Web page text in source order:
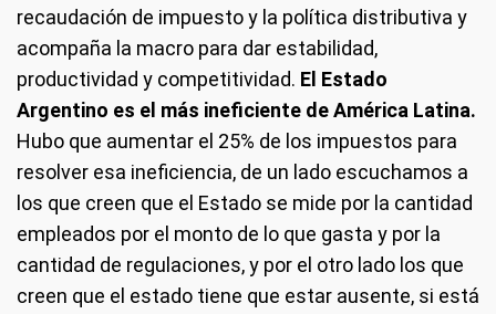
recaudación de impuesto y la política distributiva y
acompaña la macro para dar estabilidad,
productividad y competitividad. El Estado
Argentino es el más ineficiente de América Latina.
Hubo que aumentar el 25% de los impuestos para
resolver esa ineficiencia, de un lado escuchamos a
los que creen que el Estado se mide por la cantidad
empleados por el monto de lo que gasta y por la
cantidad de regulaciones, y por el otro lado los que
creen que el estado tiene que estar ausente, si está